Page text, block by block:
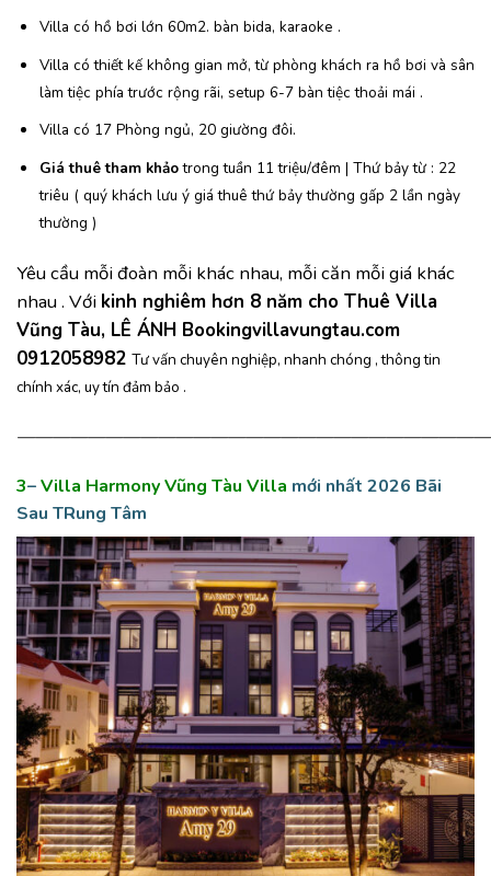
Villa có hồ bơi lớn 60m2. bàn bida, karaoke .
Villa có thiết kế không gian mở, từ phòng khách ra hồ bơi và sân
làm tiệc phía trước rộng rãi, setup 6-7 bàn tiệc thoải mái .
Villa có 17 Phòng ngủ, 20 giường đôi.
Giá thuê tham khảotrong tuần 11 triệu/đêm | Thứ bảy từ : 22
triêu ( quý khách lưu ý giá thuê thứ bảy thường gấp 2 lần ngày
thường )
Yêu cầu mỗi đoàn mỗi khác nhau, mỗi căn mỗi giá khác
nhau . Với kinh nghiêm hơn 8 năm cho Thuê Villa
Vũng Tàu, LÊ ÁNH Bookingvillavungtau.com
0912058982 Tư vấn chuyên nghiệp, nhanh chóng , thông tin
chính xác, uy tín đảm bảo .
3–Villa Harmony Vũng Tàu Villa mới nhất 2026 Bãi
Sau TRung Tâm